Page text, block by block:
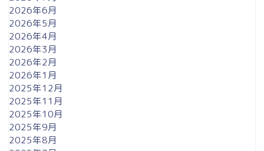
2026年6月
2026年5月
2026年4月
2026年3月
2026年2月
2026年1月
2025年12月
2025年11月
2025年10月
2025年9月
2025年8月